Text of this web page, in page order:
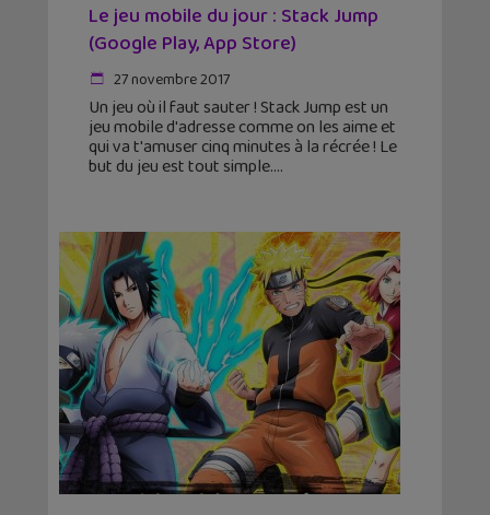
Le jeu mobile du jour : Stack Jump
(Google Play, App Store)
27 novembre 2017
Un jeu où il faut sauter ! Stack Jump est un
jeu mobile d'adresse comme on les aime et
qui va t'amuser cinq minutes à la récrée ! Le
but du jeu est tout simple.